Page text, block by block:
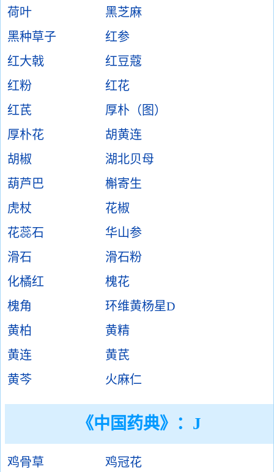
荷叶
黑芝麻
黑种草子
红参
红大戟
红豆蔻
红粉
红花
红芪
厚朴（图）
厚朴花
胡黄连
胡椒
湖北贝母
葫芦巴
槲寄生
虎杖
花椒
花蕊石
华山参
滑石
滑石粉
化橘红
槐花
槐角
环维黄杨星D
黄柏
黄精
黄连
黄芪
黄芩
火麻仁
《中国药典》：J
鸡骨草 鸡冠花